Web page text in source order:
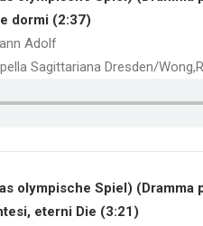
dormi (2:37)
Adolf
Sagittariana Dresden/
olympische Spiel)
eterni Die (3:21)